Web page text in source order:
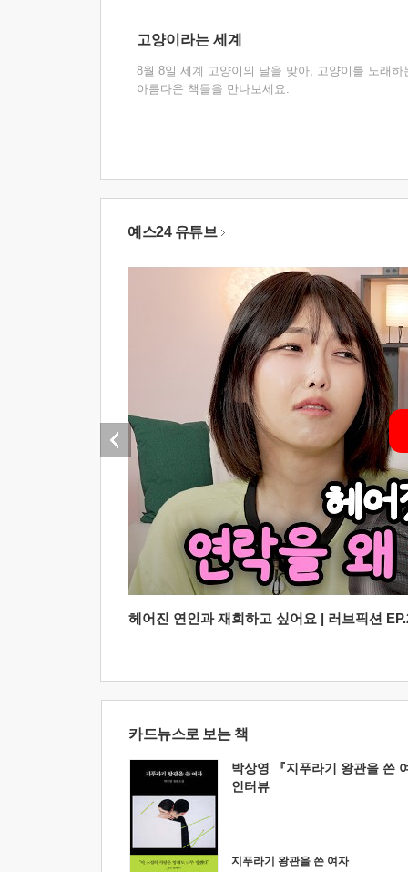
고양이라는 세계
8월 8일 세계 고양이의 날을 맞아, 고양이를 노래하
아름다운 책들을 만나보세요.
예스24 유튜브
헤어진 연인과 재회하고 싶어요 | 러브픽션
카드뉴스로 보는 책
박상영 『지푸라기 왕관을 쓴
인터뷰
지푸라기 왕관을 쓴 여자